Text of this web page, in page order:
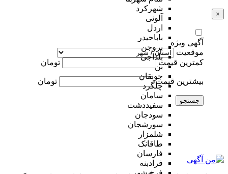
شهرکرد
آلونی
اردل
باباحیدر
بروجن
بلداجی
بن
جونقان
چلگرد
سامان
سفیددشت
سودجان
سورشجان
شلمزار
طاقانک
فارسان
فرادبنه
×
آگهی ویژه
موقعیت
کمترین قیمت
تومان
بیشترین قیمت تومان
جستجو